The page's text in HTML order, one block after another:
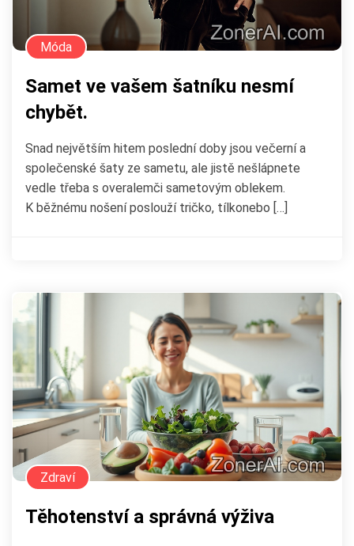
Móda
Samet ve vašem šatníku nesmí
chybět.
Snad největším hitem poslední doby jsou večerní a
společenské šaty ze sametu, ale jistě nešlápnete
vedle třeba s overalemči sametovým oblekem.
K běžnému nošení poslouží tričko, tílkonebo […]
Zdraví
Těhotenství a správná výživa